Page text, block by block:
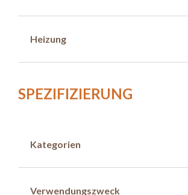
Heizung
SPEZIFIZIERUNG
Kategorien
Verwendungszweck